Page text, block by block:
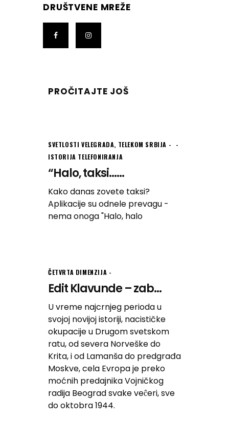
DRUŠTVENE MREŽE
PROČITAJTE JOŠ
SVETLOSTI VELEGRADA, TELEKOM SRBIJA -
ISTORIJA TELEFONIRANJA
“Halo, taksi…...
Kako danas zovete taksi?
Aplikacije su odnele prevagu -
nema onoga "Halo, halo
ČETVRTA DIMENZIJA
Edit Klavunde – zab...
U vreme najcrnjeg perioda u
svojoj novijoj istoriji, nacističke
okupacije u Drugom svetskom
ratu, od severa Norveške do
Krita, i od Lamanša do predgrađa
Moskve, cela Evropa je preko
moćnih predajnika Vojničkog
radija Beograd svake veĉeri, sve
do oktobra 1944.